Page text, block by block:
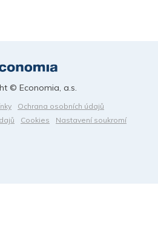
Ochrana osobních údajů
Cookies Nastavení soukromí
© Economia, a.s.